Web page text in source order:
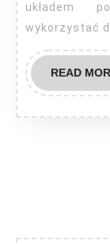
układem
wykorzystać
READ